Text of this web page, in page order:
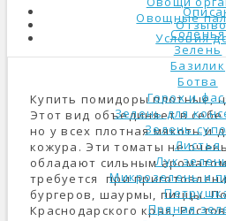
Овощные
Соленья
Зелень
Базилик
Ботва
Горох и
Зелень для
Зелень
Листья
Лук
Микрозелень и
Пряная
Условия
Купить помидоры плотные,
Этот вид объединяет в себе
но у всех плотная мякоть и
кожура. Эти томаты не
обладают сильным
требуется при
бургеров, шаурмы, пиццы.
Краснодарского края,